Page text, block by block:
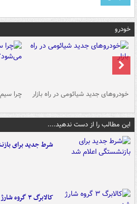
خودرو
خودروهای جدید شیائومی در راه بازار چرا
این مطالب را از دست ندهید....
شرط جدید برای
کالابرگ ۳ گروه شارژ شد